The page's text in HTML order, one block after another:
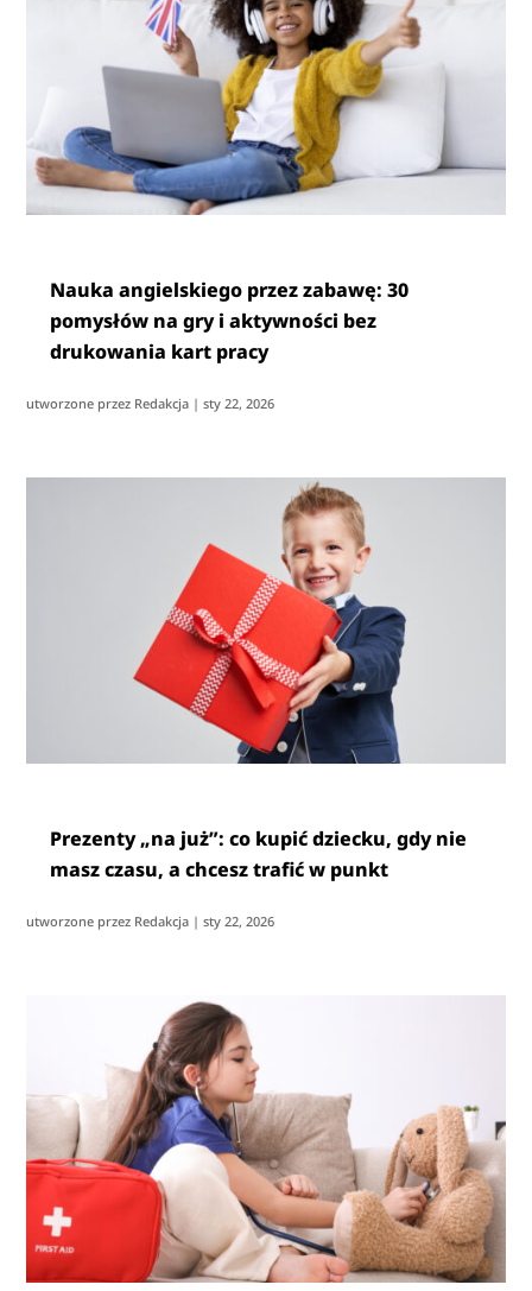
Nauka angielskiego przez zabawę: 30
pomysłów na gry i aktywności bez
drukowania kart pracy
utworzone przez Redakcja |sty 22, 2026
Prezenty „na już”: co kupić dziecku, gdy nie
masz czasu, a chcesz trafić w punkt
utworzone przez Redakcja |sty 22, 2026